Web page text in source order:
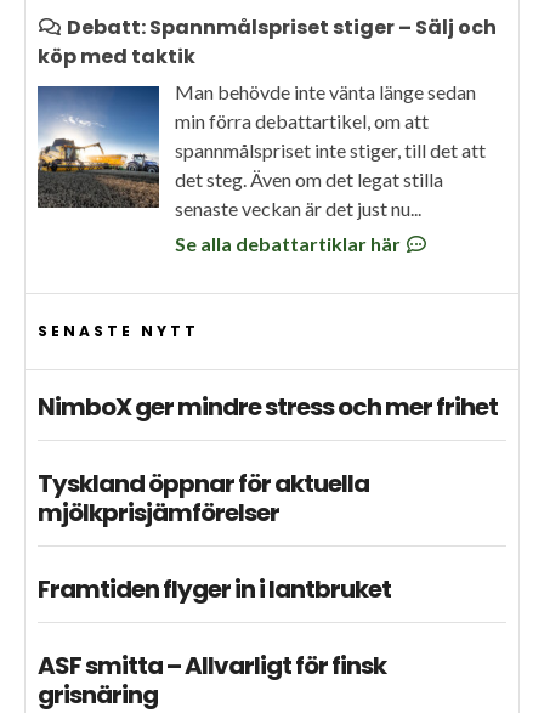
Debatt: Spannmålspriset stiger – Sälj och
köp med taktik
Man behövde inte vänta länge sedan
min förra debattartikel, om att
spannmålspriset inte stiger, till det att
det steg. Även om det legat stilla
senaste veckan är det just nu...
Se alla debattartiklar här
SENASTE NYTT
NimboX ger mindre stress och mer frihet
Tyskland öppnar för aktuella
mjölkprisjämförelser
Framtiden flyger in i lantbruket
ASF smitta – Allvarligt för finsk
grisnäring